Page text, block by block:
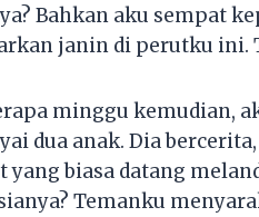
Bahkan aku sempat
janin di perutku ini.
minggu kemudian,
dua anak. Dia
yang biasa datang
Temanku